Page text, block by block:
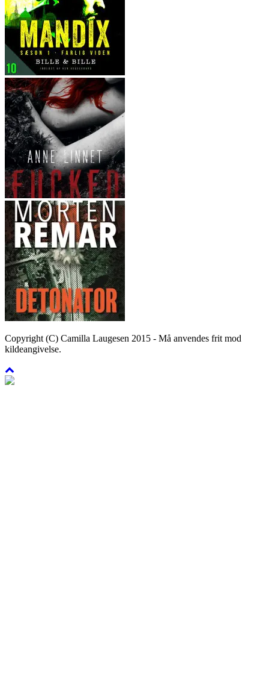
Copyright (C) Camilla Laugesen 2015 - Må anvendes frit mod
kildeangivelse.